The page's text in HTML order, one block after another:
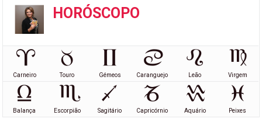
HORÓSCOPO
Carneiro Touro Gémeos Caranguejo Leão Virgem
Balança Escorpião Sagitário Capricórnio Aquário Peixes